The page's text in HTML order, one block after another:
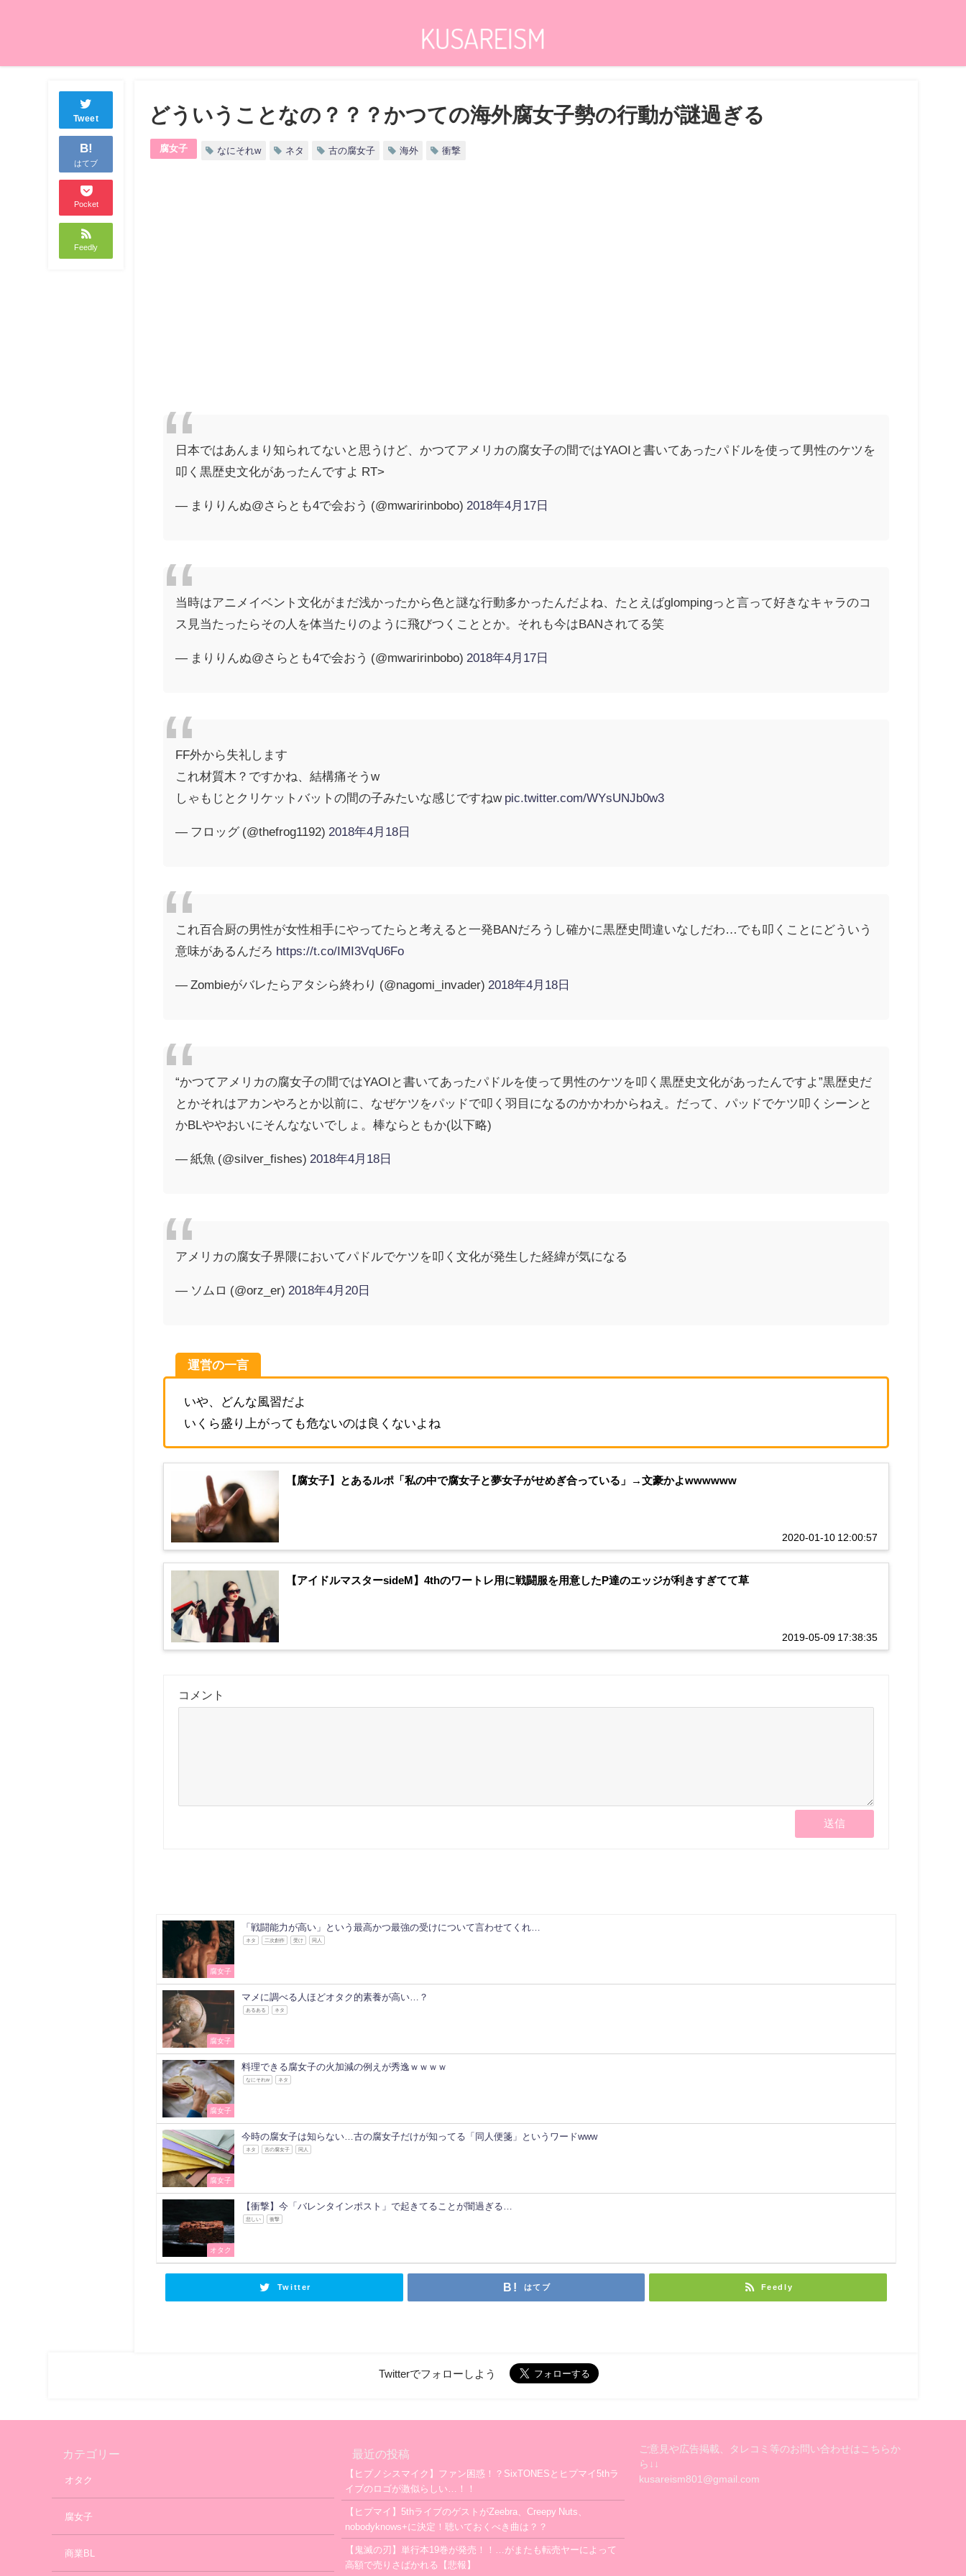
Tweet
B!
はてブ
Pocket
Feedly
どういうことなの？？？かつての海外腐女子勢の行動が謎過ぎる
腐女子 なにそれw ネタ 古の腐女子 海外 衝撃
日本ではあんまり知られてないと思うけど、かつてアメリカの腐女子の間ではYAOIと書いてあったパドルを使って男性のケツを
叩く黒歴史文化があったんですよ RT>
— まりりんぬ@さらとも4で会おう (@mwaririnbobo) 2018年4月17日
当時はアニメイベント文化がまだ浅かったから色と謎な行動多かったんだよね、たとえばglompingっと言って好きなキャラのコ
ス見当たったらその人を体当たりのように飛びつくこととか。それも今はBANされてる笑
— まりりんぬ@さらとも4で会おう (@mwaririnbobo) 2018年4月17日
FF外から失礼します
これ材質木？ですかね、結構痛そうw
しゃもじとクリケットバットの間の子みたいな感じですねw pic.twitter.com/WYsUNJb0w3
— フロッグ (@thefrog1192) 2018年4月18日
これ百合厨の男性が女性相手にやってたらと考えると一発BANだろうし確かに黒歴史間違いなしだわ…でも叩くことにどういう
意味があるんだろ https://t.co/IMI3VqU6Fo
— Zombieがバレたらアタシら終わり (@nagomi_invader) 2018年4月18日
“かつてアメリカの腐女子の間ではYAOIと書いてあったパドルを使って男性のケツを叩く黒歴史文化があったんですよ”黒歴史だ
とかそれはアカンやろとか以前に、なぜケツをパッドで叩く羽目になるのかかわからねえ。だって、パッドでケツ叩くシーンと
かBLややおいにそんなないでしょ。棒ならともか(以下略)
— 紙魚 (@silver_fishes) 2018年4月18日
アメリカの腐女子界隈においてパドルでケツを叩く文化が発生した経緯が気になる
— ソムロ (@orz_er) 2018年4月20日
運営の一言
いや、どんな風習だよ
いくら盛り上がっても危ないのは良くないよね
【腐女子】とあるルポ「私の中で腐女子と夢女子がせめぎ合っている」→文豪かよwwwwww
2020-01-10 12:00:57
【アイドルマスターsideM】4thのワートレ用に戦闘服を用意したP達のエッジが利きすぎてて草
2019-05-09 17:38:35
コメント
腐女子
「戦闘能力が高い」という最高かつ最強の受けについて言わせてくれ…
ネタ 二次創作 受け 同人
腐女子
マメに調べる人ほどオタク的素養が高い…？
あるある ネタ
腐女子
料理できる腐女子の火加減の例えが秀逸ｗｗｗｗ
なにそれw ネタ
腐女子
今時の腐女子は知らない…古の腐女子だけが知ってる「同人便箋」というワードwww
ネタ 古の腐女子 同人
オタク
【衝撃】今「バレンタインポスト」で起きてることが闇過ぎる…
悲しい 衝撃
Twitter はてブ Feedly
Twitterでフォローしよう
カテゴリー
オタク
腐女子
商業BL
最近の投稿
【ヒプノシスマイク】ファン困惑！？SixTONESとヒプマイ5thラ
イブのロゴが激似らしい…！！
【ヒプマイ】5thライブのゲストがZeebra、Creepy Nuts、
nobodyknows+に決定！聴いておくべき曲は？？
【鬼滅の刃】単行本19巻が発売！！…がまたも転売ヤーによって
高額で売りさばかれる【悲報】
ご意見や広告掲載、タレコミ等のお問い合わせはこちらか
ら↓↓
kusareism801@gmail.com